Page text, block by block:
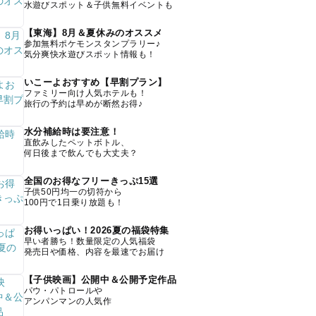
水遊びスポット＆子供無料イベントも
【東海】8月＆夏休みのオススメ
参加無料ポケモンスタンプラリー♪
気分爽快水遊びスポット情報も！
いこーよおすすめ【早割プラン】
ファミリー向け人気ホテルも！
旅行の予約は早めが断然お得♪
水分補給時は要注意！
直飲みしたペットボトル、
何日後まで飲んでも大丈夫？
全国のお得なフリーきっぷ15選
子供50円均一の切符から
100円で1日乗り放題も！
お得いっぱい！2026夏の福袋特集
早い者勝ち！数量限定の人気福袋
発売日や価格、内容を最速でお届け
【子供映画】公開中＆公開予定作品
パウ・パトロールや
アンパンマンの人気作